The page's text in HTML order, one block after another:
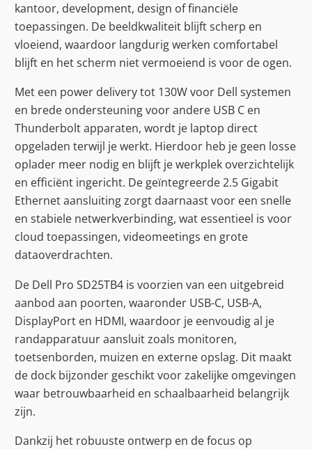
kantoor, development, design of financiële
toepassingen. De beeldkwaliteit blijft scherp en
vloeiend, waardoor langdurig werken comfortabel
blijft en het scherm niet vermoeiend is voor de ogen.
Met een power delivery tot 130W voor Dell systemen
en brede ondersteuning voor andere USB C en
Thunderbolt apparaten, wordt je laptop direct
opgeladen terwijl je werkt. Hierdoor heb je geen losse
oplader meer nodig en blijft je werkplek overzichtelijk
en efficiënt ingericht. De geïntegreerde 2.5 Gigabit
Ethernet aansluiting zorgt daarnaast voor een snelle
en stabiele netwerkverbinding, wat essentieel is voor
cloud toepassingen, videomeetings en grote
dataoverdrachten.
De Dell Pro SD25TB4 is voorzien van een uitgebreid
aanbod aan poorten, waaronder USB-C, USB-A,
DisplayPort en HDMI, waardoor je eenvoudig al je
randapparatuur aansluit zoals monitoren,
toetsenborden, muizen en externe opslag. Dit maakt
de dock bijzonder geschikt voor zakelijke omgevingen
waar betrouwbaarheid en schaalbaarheid belangrijk
zijn.
Dankzij het robuuste ontwerp en de focus op